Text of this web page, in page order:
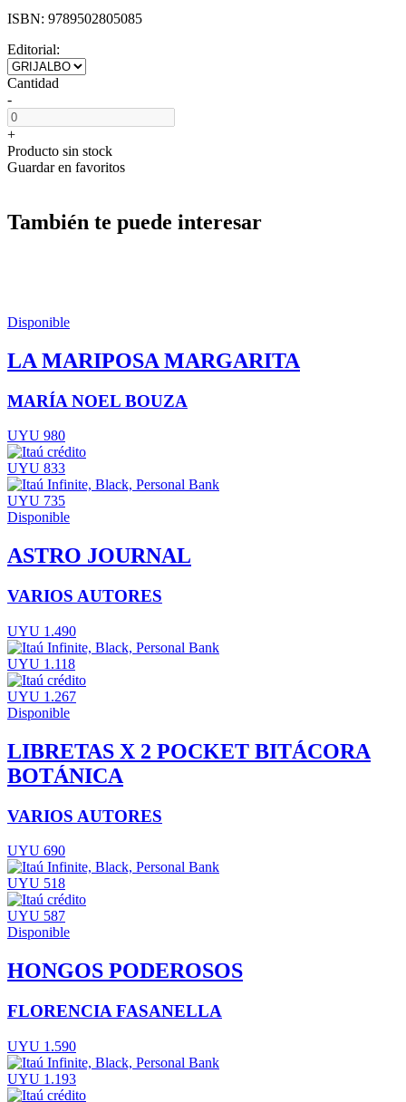
ISBN: 9789502805085
Editorial:
Cantidad
-
+
Producto sin stock
Guardar en favoritos
También te puede interesar
Disponible
LA MARIPOSA MARGARITA
MARÍA NOEL BOUZA
UYU 980
UYU 833
UYU 735
Disponible
ASTRO JOURNAL
VARIOS AUTORES
UYU 1.490
UYU 1.118
UYU 1.267
Disponible
LIBRETAS X 2 POCKET BITÁCORA
BOTÁNICA
VARIOS AUTORES
UYU 690
UYU 518
UYU 587
Disponible
HONGOS PODEROSOS
FLORENCIA FASANELLA
UYU 1.590
UYU 1.193